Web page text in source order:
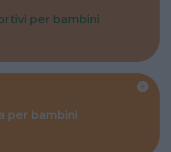
per bambini
per bambini